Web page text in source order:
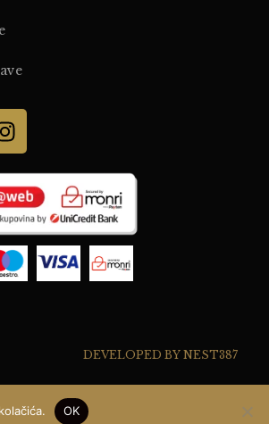
DEVELOPED BY NEST387
OK